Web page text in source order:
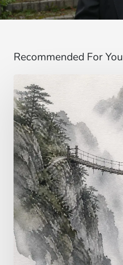
Recommended For You
Immaginare
…
al
di
là
dei
sensi
|
Vangelo
del
giorno,